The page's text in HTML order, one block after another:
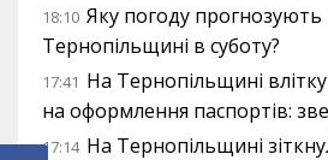
18:10 Яку погоду прогнозують
Тернопільщині в суботу?
17:41 На Тернопільщині
на оформлення паспортів:
17:14 На Тернопільщині